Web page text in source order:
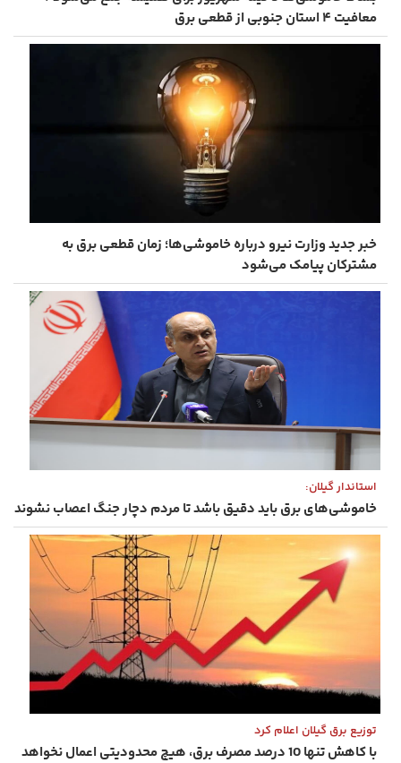
معافیت ۴ استان جنوبی از قطعی برق
خبر جدید وزارت نیرو درباره خاموشی‌ها؛ زمان قطعی برق به
مشترکان پیامک می‌شود
استاندار گیلان:
خاموشی‌های برق باید دقیق باشد تا مردم دچار جنگ اعصاب نشوند
توزیع برق گیلان اعلام کرد
با کاهش تنها 10 درصد مصرف برق، هیچ محدودیتی اعمال نخواهد